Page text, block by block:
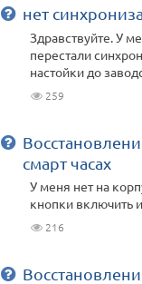
нет
Здравствуйте. У
перестали
настойки до
259
смарт часах
У меня нет на
кнопки включить
216